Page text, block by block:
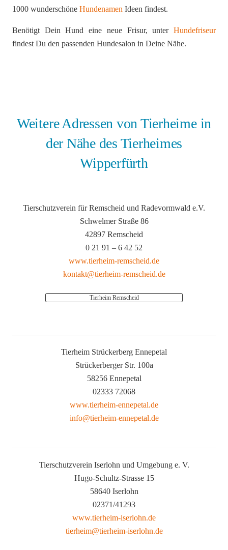
1000 wunderschöne Hundenamen Ideen findest.
Benötigt Dein Hund eine neue Frisur, unter Hundefriseur
findest Du den passenden Hundesalon in Deine Nähe.
Weitere Adressen von Tierheime in
der Nähe des Tierheimes
Wipperfürth
Tierschutzverein für Remscheid und Radevormwald e.V.
Schwelmer Straße 86
42897 Remscheid
0 21 91 – 6 42 52
www.tierheim-remscheid.de
kontakt@tierheim-remscheid.de
Tierheim Remscheid
Tierheim Strückerberg Ennepetal
Strückerberger Str. 100a
58256 Ennepetal
02333 72068
www.tierheim-ennepetal.de
info@tierheim-ennepetal.de
Tierschutzverein Iserlohn und Umgebung e. V.
Hugo-Schultz-Strasse 15
58640 Iserlohn
02371/41293
www.tierheim-iserlohn.de
tierheim@tierheim-iserlohn.de